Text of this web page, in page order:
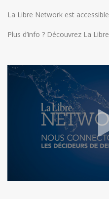
La Libre Network est
Plus d’info ? Découvrez La